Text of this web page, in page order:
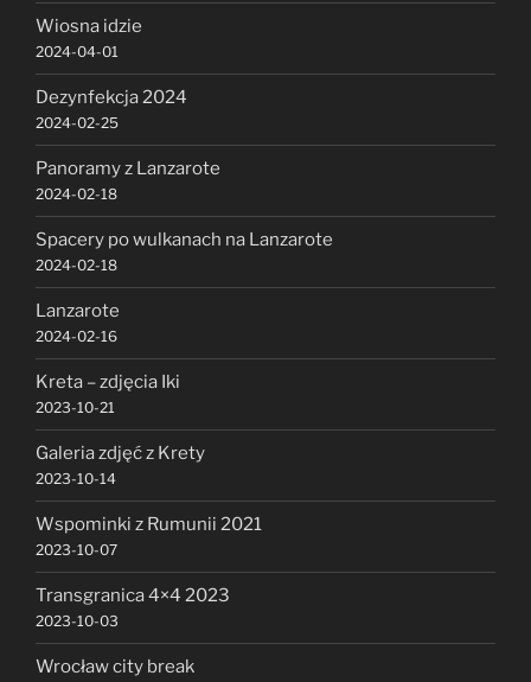
Wiosna idzie
2024-04-01
Dezynfekcja 2024
2024-02-25
Panoramy z Lanzarote
2024-02-18
Spacery po wulkanach na Lanzarote
2024-02-18
Lanzarote
2024-02-16
Kreta – zdjęcia Iki
2023-10-21
Galeria zdjęć z Krety
2023-10-14
Wspominki z Rumunii 2021
2023-10-07
Transgranica 4×4 2023
2023-10-03
Wrocław city break